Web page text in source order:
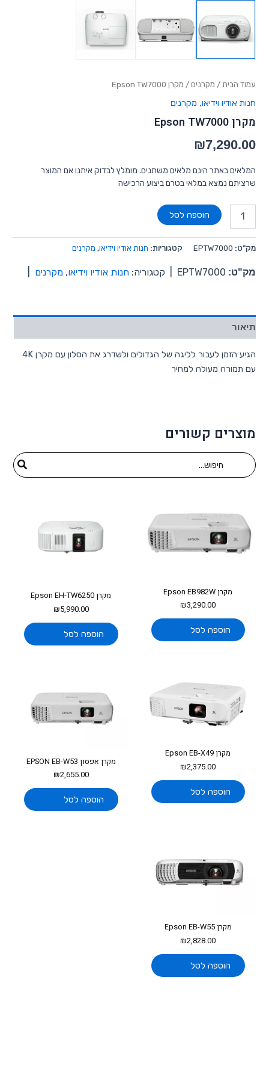
עמוד הבית / מקרנים/ מקרן Epson TW7000
חנות אודיו וידיאו, מקרנים
מקרן Epson TW7000
₪7,290.00
המלאים באתר הינם מלאים משתנים. מומלץ לבדוק איתנו אם המוצר
שרציתם נמצא במלאי בטרם ביצוע הרכישה
הוספה לסל
מק"ט: EPTW7000 קטגוריות: חנות אודיו וידיאו, מקרנים
מק"ט: קטגוריה:חנות אודיו וידיאו,מקרנים
תיאור
הגיע הזמן לעבור לליגה של הגדולים ולשדרג את הסלון עם מקרן 4K
עם תמורה מעולה למחיר
מוצרים קשורים
for:
מקרן Epson EB982W
₪3,290.00
הוספה לסל
מקרן Epson EH-TW6250
₪5,990.00
הוספה לסל
מקרן Epson EB-X49
₪2,375.00
הוספה לסל
מקרן אפסון EPSON EB-W53
₪2,655.00
הוספה לסל
מקרן Epson EB-W55
₪2,828.00
הוספה לסל